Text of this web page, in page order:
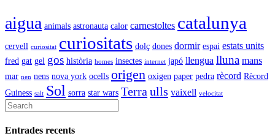
aigua animals astronauta calor carnestoltes catalunya
cervell curiositat curiositats dolç dones dormir espai estats units
fred gat gel gos història homes insectes internet japó llengua lluna mans
mar nen nens nova york ocells origen oxigen paper pedra rècord Rècord
Guiness salt Sol sorra star wars Terra ulls vaixell velocitat
Entrades recents